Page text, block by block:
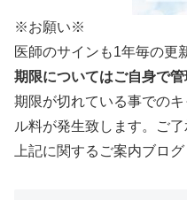
※お願い※
医師のサインも1年毎の更
期限についてはご自身で管
期限が切れている事での
ル料が発生致します。ご了
上記に関するご案内ブログ